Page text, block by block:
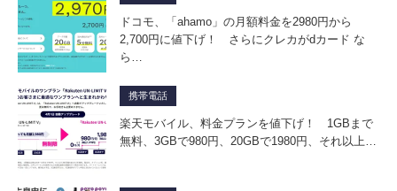
ドコモ、「ahamo」の月額料金を2980円から
2,700円に値下げ！ さらにクレカがdカード な
ら…
携帯電話
楽天モバイル、料金プランを値下げ！ 1GBまで
無料、3GBで980円、20GBで1980円、それ以上…